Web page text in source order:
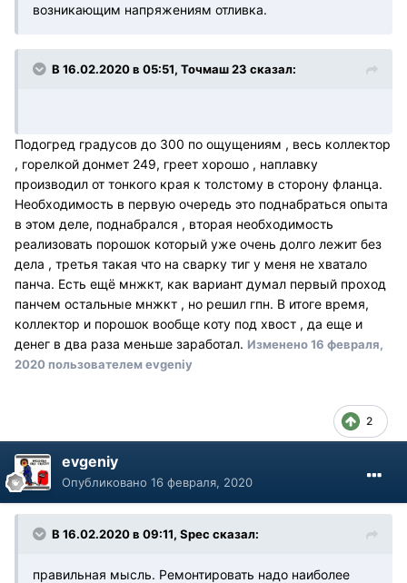
возникающим напряжениям отливка.
В 16.02.2020 в 05:51, Точмаш 23 сказал:
Подогред градусов до 300 по ощущениям , весь коллектор
, горелкой донмет 249, греет хорошо , наплавку
производил от тонкого края к толстому в сторону фланца.
Необходимость в первую очередь это поднабраться опыта
в этом деле, поднабрался , вторая необходимость
реализовать порошок который уже очень долго лежит без
дела , третья такая что на сварку тиг у меня не хватало
панча. Есть ещё мнжкт, как вариант думал первый проход
панчем остальные мнжкт , но решил гпн. В итоге время,
коллектор и порошок вообще коту под хвост , да еще и
денег в два раза меньше заработал. Изменено16 февраля,
2020пользователем evgeniy
2
evgeniy
Опубликовано 16 февраля, 2020
В 16.02.2020 в 09:11, Spec сказал:
правильная мысль. Ремонтировать надо наиболее